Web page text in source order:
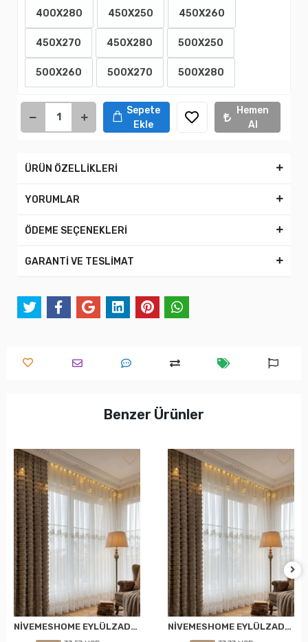
400X280 450X250 450X260
450X270 450X280 500X250
500X260 500X270 500X280
Sepete
Ekle
Hemen
Al
ÜRÜN ÖZELLİKLERİ
YORUMLAR
ÖDEME SEÇENEKLERİ
GARANTİ VE TESLİMAT
Benzer Ürünler
NİVEMESHOME EYLÜLZADE GOLD DETAY 1/2,5 PİLELİ TÜL PERDE APM NİVEMESHOME EYLÜLZADE GOLD DETAY 1/3 PİLELİ TÜL PERDE APM